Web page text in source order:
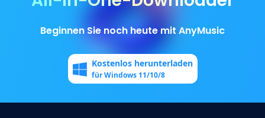
Beginnen Sie noch heute mit AnyMusic
Kostenlos herunterladen
für Windows 11/10/8